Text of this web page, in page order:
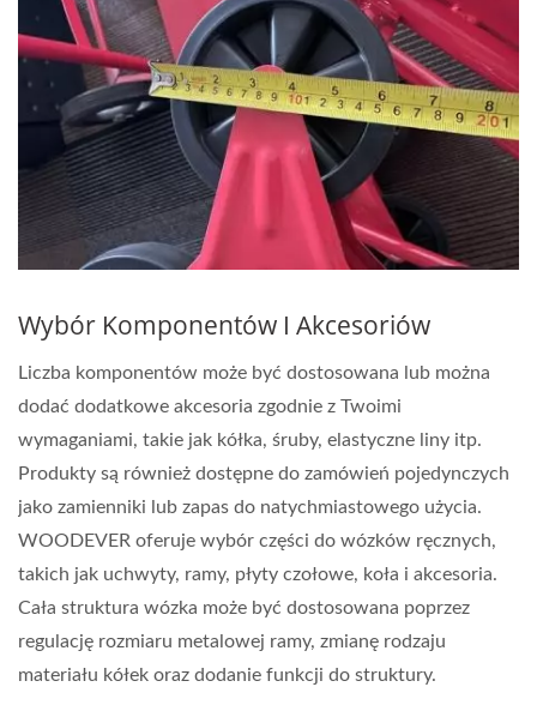
Wybór Komponentów I Akcesoriów
Liczba komponentów może być dostosowana lub można
dodać dodatkowe akcesoria zgodnie z Twoimi
wymaganiami, takie jak kółka, śruby, elastyczne liny itp.
Produkty są również dostępne do zamówień pojedynczych
jako zamienniki lub zapas do natychmiastowego użycia.
WOODEVER oferuje wybór części do wózków ręcznych,
takich jak uchwyty, ramy, płyty czołowe, koła i akcesoria.
Cała struktura wózka może być dostosowana poprzez
regulację rozmiaru metalowej ramy, zmianę rodzaju
materiału kółek oraz dodanie funkcji do struktury.